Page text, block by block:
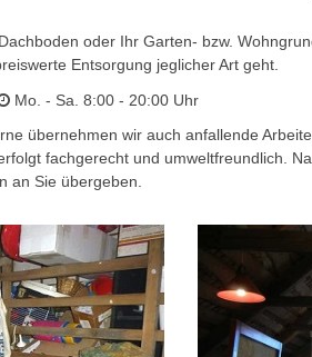
oder Ihr Garten- bzw.
Entsorgung jeglicher Art geht.
Mo. - Sa. 8:00 - 20:00 Uhr
übernehmen wir auch anfallende
fachgerecht und umweltfreundlich.
an Sie übergeben.